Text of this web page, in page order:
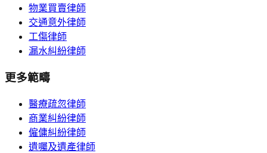
物業買賣律師
交通意外律師
工傷律師
漏水糾紛律師
更多範疇
醫療疏忽律師
商業糾紛律師
僱傭糾紛律師
遺囑及遺產律師